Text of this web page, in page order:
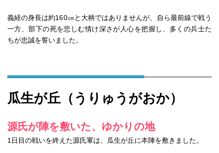
義経の身長は約160㎝と大柄ではありませんが、自ら最前線で戦う
一方、部下の死を悲しむ情け深さが人心を把握し、多くの兵士た
ちが忠誠を誓いました。
瓜生が丘（うりゅうがおか）
源氏が陣を敷いた、ゆかりの地
1日目の戦いを終えた源氏軍は、瓜生が丘に本陣を敷きました。